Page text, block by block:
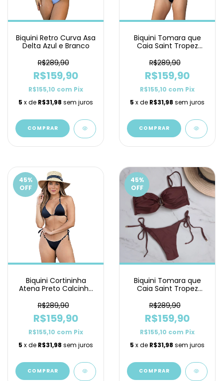
Biquini Retro Curva Asa
Delta Azul e Branco
R$289,90
R$159,90
R$155,10 com Pix
5 x de R$31,98 sem juros
COMPRAR
Biquini Tomara que
Caia Saint Tropez
R$289,90
R$159,90
R$155,10 com Pix
5 x de R$31,98 sem juros
COMPRAR
45%
OFF
Biquini Cortininha
Atena Preto Calcinha
R$289,90
R$159,90
R$155,10 com Pix
5 x de R$31,98 sem juros
COMPRAR
45%
OFF
Biquini Tomara que
Caia Saint Tropez
R$289,90
R$159,90
R$155,10 com Pix
5 x de R$31,98 sem juros
COMPRAR